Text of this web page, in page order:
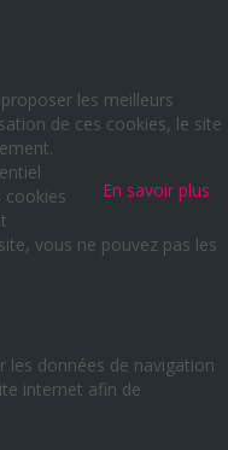
les meilleurs
de ces cookies, le site
En savoir plus
cookies
vous ne pouvez pas les
les données de navigation
internet afin de